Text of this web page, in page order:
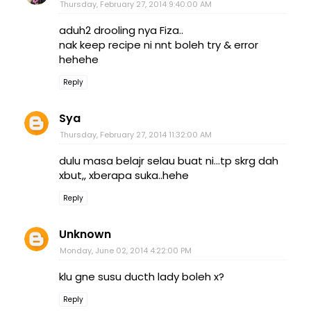
Thursday, February 27, 2014 9:40:00 AM
aduh2 drooling nya Fiza..
nak keep recipe ni nnt boleh try & error
hehehe
Reply
Sya
Thursday, February 27, 2014 11:32:00 AM
dulu masa belajr selau buat ni...tp skrg dah
xbut,, xberapa suka..hehe
Reply
Unknown
Monday, June 02, 2014 4:22:00 PM
klu gne susu ducth lady boleh x?
Reply